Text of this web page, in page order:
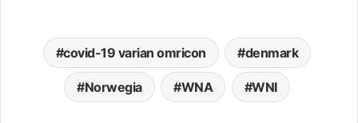
covid-19 varian omricon denmark
Norwegia WNA WNI